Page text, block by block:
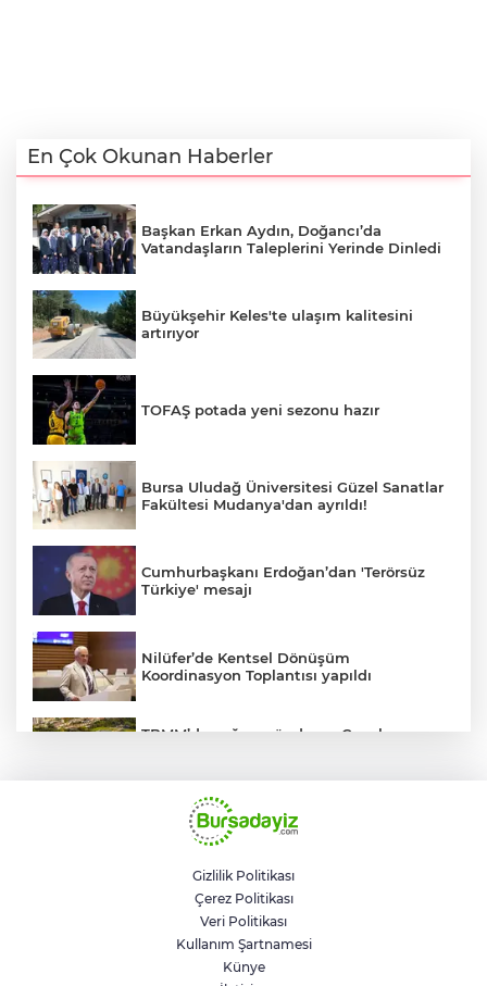
En Çok Okunan Haberler
Başkan Erkan Aydın, Doğancı’da
Vatandaşların Taleplerini Yerinde Dinledi
Büyükşehir Keles'te ulaşım kalitesini
artırıyor
TOFAŞ potada yeni sezonu hazır
Bursa Uludağ Üniversitesi Güzel Sanatlar
Fakültesi Mudanya'dan ayrıldı!
Cumhurbaşkanı Erdoğan’dan 'Terörsüz
Türkiye' mesajı
Nilüfer’de Kentsel Dönüşüm
Koordinasyon Toplantısı yapıldı
TBMM’de yoğun gündem... Çocuk
BUSKİ'den su tarifeleri açıklaması... Aylık
güncelleme yeni zam uygulaması değil
Geleceğin milli kaykaycıları
Osmangazi’de yarışıyor
Gizlilik Politikası
Çerez Politikası
Veri Politikası
Kullanım Şartnamesi
Künye